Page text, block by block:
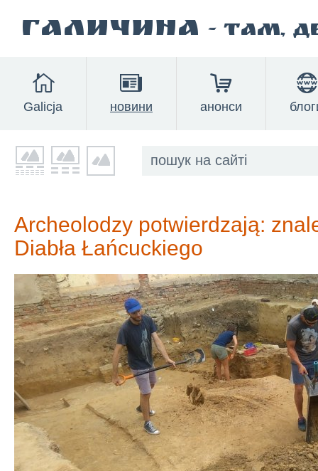
Галичина - там,
Galicja новини анонси
Archeolodzy potwierdzają:
Diabła Łańcuckiego